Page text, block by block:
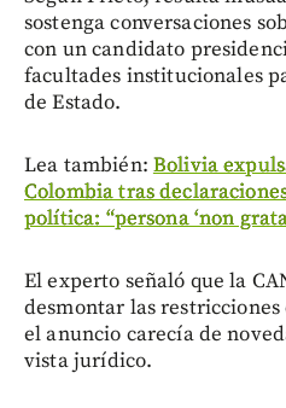
sostenga conversaciones
con un candidato
facultades institucionales
de Estado.
Lea también: Bolivia
Colombia tras
política: “persona ‘non
El experto señaló que la
desmontar las
el anuncio carecía de
vista jurídico.